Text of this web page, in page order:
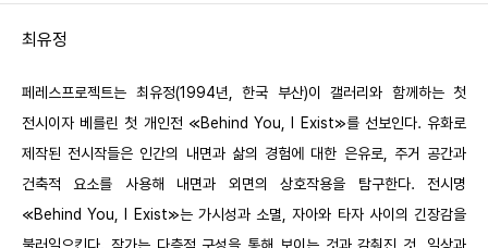
최유정
페레스프로젝트는 최유정(1994년, 한국 부산)이 갤러리와 함께하는 첫
전시이자 베를린 첫 개인전 ≪Behind You, I Exist≫를 선보인다. 유화로
제작된 전시작들은 인간의 내면과 삶의 경험에 대한 은유로, 주거 공간과
건축적 요소를 사용해 내면과 외면의 상호작용을 탐구한다. 전시명
≪Behind You, I Exist≫는 가시성과 소멸, 자아와 타자 사이의 긴장감을